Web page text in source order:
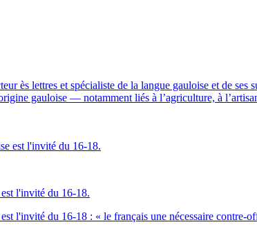
ès lettres et spécialiste de la langue gauloise et de
gauloise — notamment liés à l’agriculture, à
l'invité du 16-18.
l'invité du 16-18 : « le français une nécessaire contre-